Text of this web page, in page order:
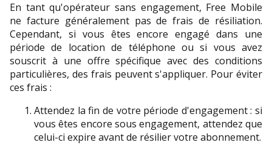
En tant qu'opérateur sans engagement, Free Mobile
ne facture généralement pas de frais de résiliation.
Cependant, si vous êtes encore engagé dans une
période de location de téléphone ou si vous avez
souscrit à une offre spécifique avec des conditions
particulières, des frais peuvent s'appliquer. Pour éviter
ces frais :
Attendez la fin de votre période d'engagement : si
vous êtes encore sous engagement, attendez que
celui-ci expire avant de résilier votre abonnement.